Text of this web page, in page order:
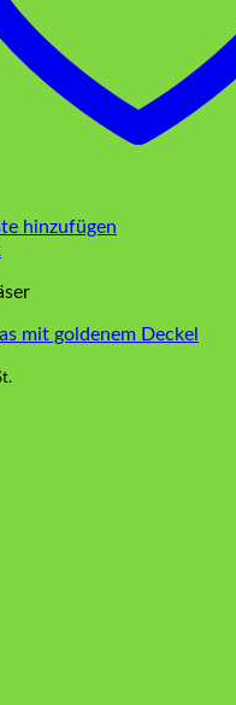
hinzufügen
mit goldenem Deckel